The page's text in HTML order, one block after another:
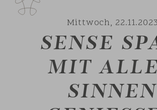
Mittwoch, 22.11.2023
SENSE
MIT
SINNEN